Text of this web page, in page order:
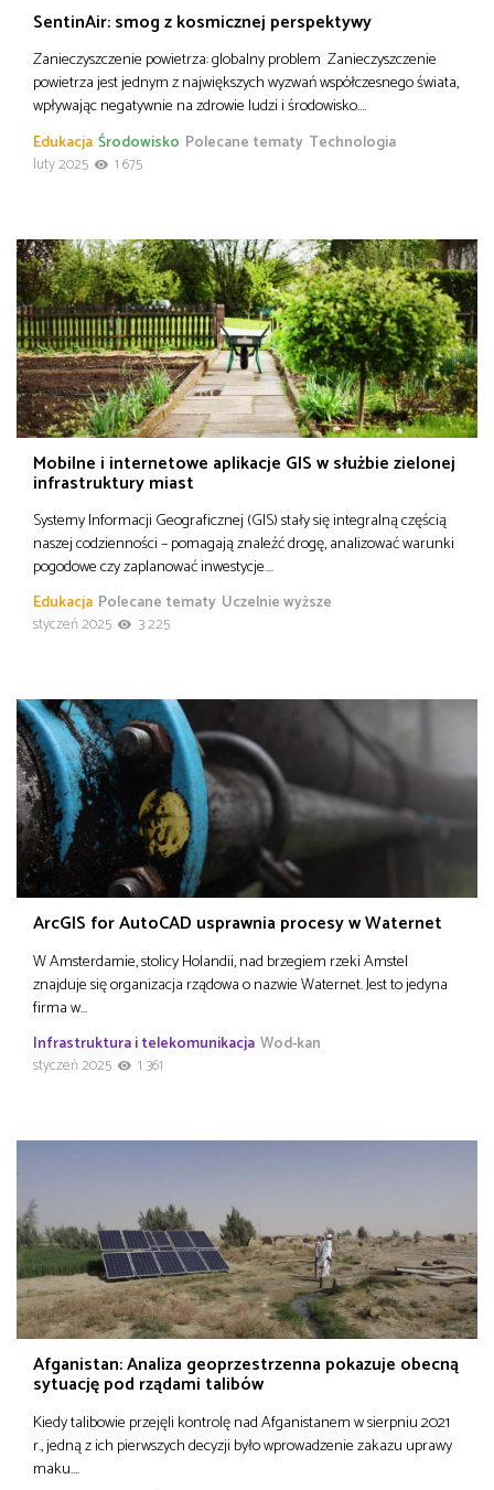
SentinAir: smog z kosmicznej perspektywy
Zanieczyszczenie powietrza: globalny problem Zanieczyszczenie
powietrza jest jednym z największych wyzwań współczesnego świata,
wpływając negatywnie na zdrowie ludzi i środowisko….
Edukacja Polecane tematy
Środowisko
Technologia
luty 2025
1 675
Mobilne i internetowe aplikacje GIS w służbie zielonej
infrastruktury miast
Systemy Informacji Geograficznej (GIS) stały się integralną częścią
naszej codzienności – pomagają znaleźć drogę, analizować warunki
pogodowe czy zaplanować inwestycje….
Edukacja Polecane tematy Uczelnie wyższe
styczeń 2025
3 225
ArcGIS for AutoCAD usprawnia procesy w Waternet
W Amsterdamie, stolicy Holandii, nad brzegiem rzeki Amstel
znajduje się organizacja rządowa o nazwie Waternet. Jest to jedyna
firma w…
Infrastruktura i telekomunikacja Wod-kan
styczeń 2025
1 361
Afganistan: Analiza geoprzestrzenna pokazuje obecną
sytuację pod rządami talibów
Kiedy talibowie przejęli kontrolę nad Afganistanem w sierpniu 2021
r., jedną z ich pierwszych decyzji było wprowadzenie zakazu uprawy
maku….